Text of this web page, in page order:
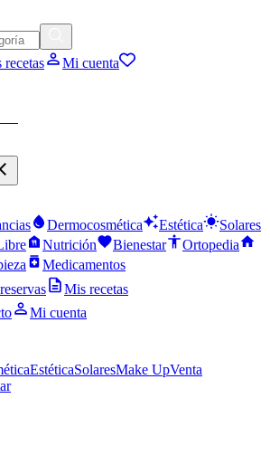
recetas Mi cuenta
Dermocosmética Estética
Solares
Nutrición Bienestar
Ortopedia
Medicamentos
Mis recetas
Mi cuenta
EstéticaSolaresMake UpVenta